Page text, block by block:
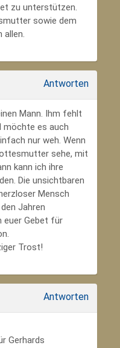
zu unterstützen.
sowie dem
allen.
Antworten
Mann. Ihm fehlt
möchte es auch
nur weh. Wenn
sehe, mit
kann ich ihre
Die unsichtbaren
Mensch
Jahren
euer Gebet für
Trost!
Antworten
Gerhards